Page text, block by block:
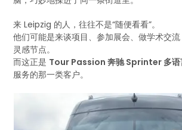
来 Leipzig 的人，往往不是“随便看看”。
他们可能是来谈项目、参加展会、做学术交
灵感节点。
而这正是 Tour Passion 奔驰 Sprinter 多语
服务的那一类客户。